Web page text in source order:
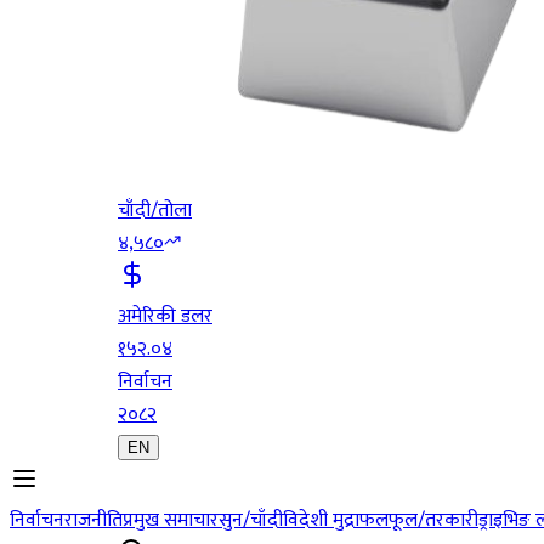
चाँदी/तोला
४,५८०
अमेरिकी डलर
१५२.०४
निर्वाचन
२०८२
EN
निर्वाचनराजनीतिप्रमुख समाचारसुन/चाँदीविदेशी मुद्राफलफूल/तरकारी